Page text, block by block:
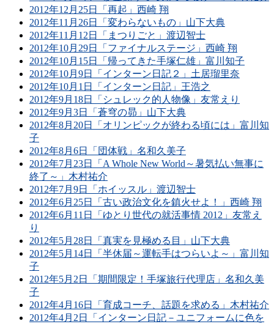
2012年12月25日「再起」西崎 翔
2012年11月26日「変わらないもの」山下大典
2012年11月12日「まつりごと」渡辺智士
2012年10月29日「ファイナルステージ」西崎 翔
2012年10月15日「帰ってきた手塚仁雄」富川知子
2012年10月9日「インターン日記２」土居瑠里奈
2012年10月1日「インターン日記」王浩之
2012年9月18日「シュレック的人物像」友常えり
2012年9月3日「蒼穹の昴」山下大典
2012年8月20日「オリンピックが終わる頃には」富川知
子
2012年8月6日「団体戦」名和久美子
2012年7月23日「A Whole New World～暑気払い無事に
終了～」木村祐介
2012年7月9日「ホイッスル」渡辺智士
2012年6月25日「古い政治文化を鎮火せよ！」西崎 翔
2012年6月11日「ゆとり世代の就活事情 2012」友常え
り
2012年5月28日「真実を見極める目」山下大典
2012年5月14日「半休届～運転手はつらいよ～」富川知
子
2012年5月2日「期間限定！手塚旅行代理店」名和久美
子
2012年4月16日「育成コーチ、話題を求める」木村祐介
2012年4月2日「インターン日記－ユニフォームに色を